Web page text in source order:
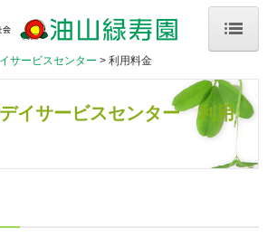
サービスセンター 利用料金
イサービスセンター利用